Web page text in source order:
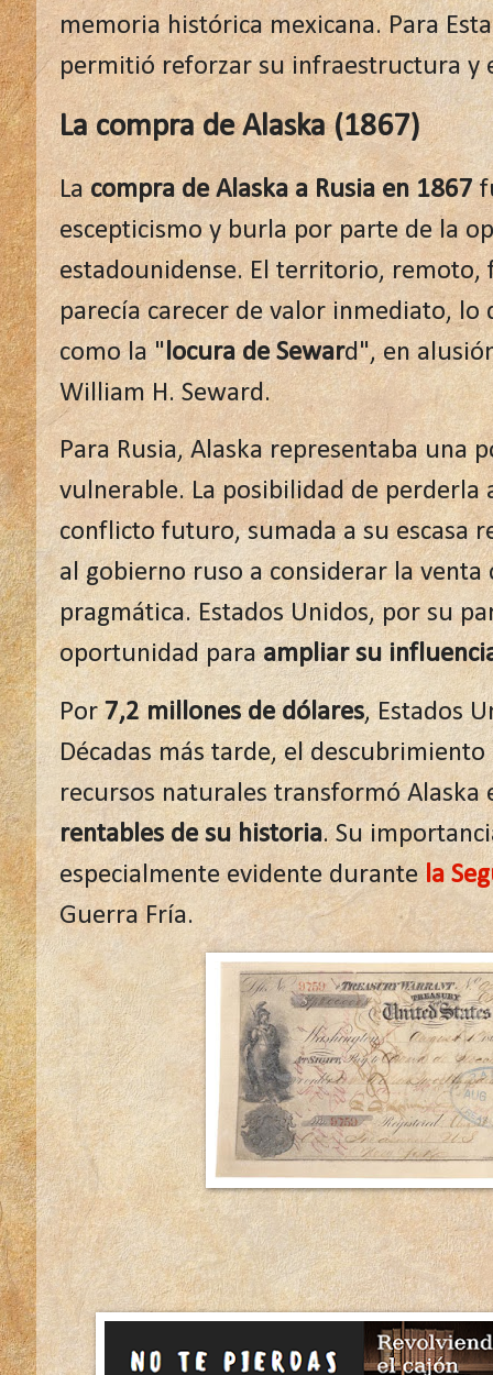
memoria histórica mexicana. Para
permitió reforzar su infraestructura y
La compra de Alaska (1867)
Lacompra de Alaska a Rusia en 1867
escepticismo y burla por parte de la
estadounidense. El territorio, remoto,
parecía carecer de valor inmediato, lo
como la "locura de Seward", en
William H. Seward.
Para Rusia, Alaska representaba una
vulnerable. La posibilidad de perderla
conflicto futuro, sumada a su escasa
al gobierno ruso a considerar la venta
pragmática. Estados Unidos, por su
oportunidad paraampliar su
Por7,2 millones de dólares, Estados
Décadas más tarde, el
recursos naturales transformó Alaska
rentables de su historia. Su
especialmente evidente durante la
Guerra Fría.